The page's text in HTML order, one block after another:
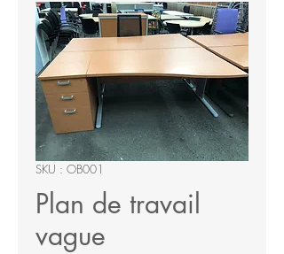
SKU : OB001
Plan de travail
vague